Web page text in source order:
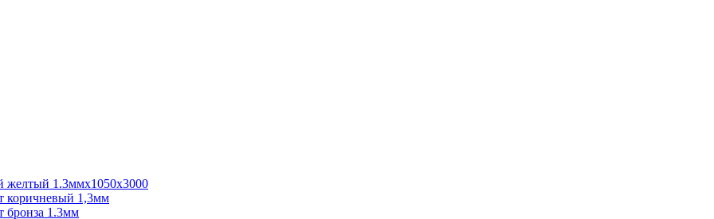
желтый 1.3ммх1050х3000
коричневый 1,3мм
бронза 1.3мм